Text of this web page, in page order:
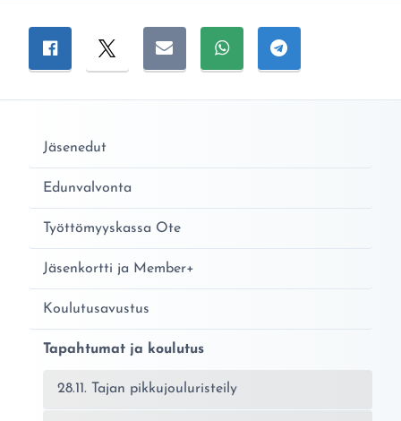
Jaa sivu
Jaa Facebookissa
Jaa TwitterissäJaa sähköpostitse
Jaa WhatsAppissa
Jaa
Jäsenedut
Edunvalvonta
Työttömyyskassa Ote
Jäsenkortti ja Member+
Koulutusavustus
Tapahtumat ja koulutus
28.11. Tajan pikkujouluristeily